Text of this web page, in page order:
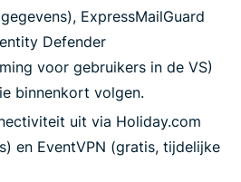
ExpressMailGuard
Defender
voor gebruikers in de VS)
binnenkort volgen.
uit via Holiday.com
en EventVPN (gratis, tijdelijke